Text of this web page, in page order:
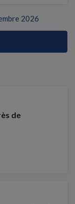
2026
de